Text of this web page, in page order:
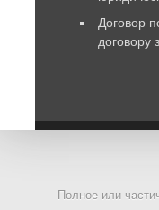
Договор
договору
Полное или